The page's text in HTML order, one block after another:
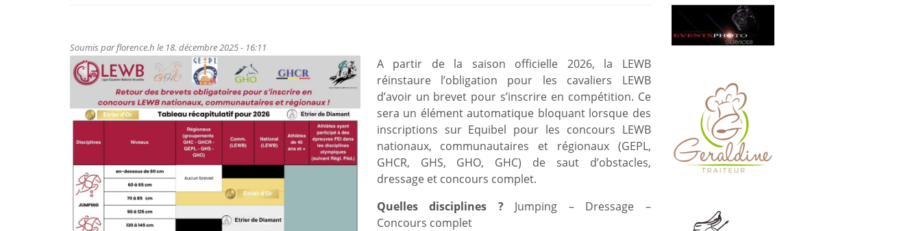
Soumis parflorence.h le 18. décembre 2025 - 16:11
A partir de la saison officielle 2026, la LEWB
réinstaure l’obligation pour les cavaliers LEWB
d’avoir un brevet pour s’inscrire en compétition. Ce
sera un élément automatique bloquant lorsque des
inscriptions sur Equibel pour les concours LEWB
nationaux, communautaires et régionaux (GEPL,
GHCR, GHS, GHO, GHC) de saut d’obstacles,
dressage et concours complet.
Quelles disciplines ?Jumping – Dressage –
Concours complet